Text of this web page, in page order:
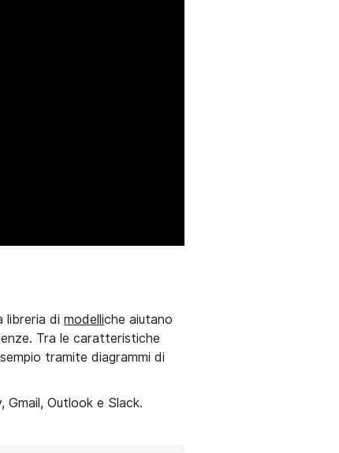
libreria dimodelliche aiutano
Tra le caratteristiche
tramite diagrammi di
Outlook e Slack.